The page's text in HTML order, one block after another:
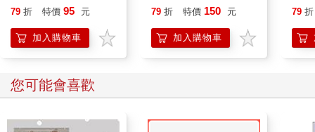
79 折 特價 95 元
加入購物車
79 折 特價 150 元
加入購物車
79 折
您可能會喜歡